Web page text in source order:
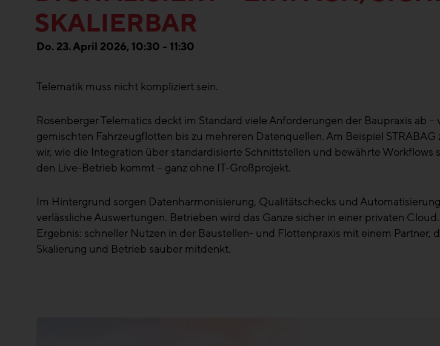
SKALIERBAR
Do. 23. April 2026, 10:30 - 11:30
Telematik muss nicht kompliziert sein.
Rosenberger Telematics deckt im Standard viele Anforderungen der Baupraxis ab –
gemischten Fahrzeugflotten bis zu mehreren Datenquellen. Am Beispiel STRABAG
wir, wie die Integration über standardisierte Schnittstellen und bewährte Workflows
den Live-Betrieb kommt – ganz ohne IT-Großprojekt.
Im Hintergrund sorgen Datenharmonisierung, Qualitätschecks und
verlässliche Auswertungen. Betrieben wird das Ganze sicher in einer privaten
Ergebnis: schneller Nutzen in der Baustellen- und Flottenpraxis mit einem Partner,
Skalierung und Betrieb sauber mitdenkt.